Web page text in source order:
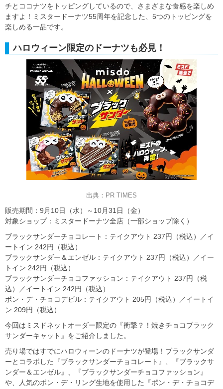
チとココナツをトッピングしているので、さまざまな食感を楽しめ
ますよ！ミスタードーナツ55周年を記念した、5つのトッピングを
楽しめる一品です。
ハロウィーン限定のドーナツも必見！
出典：PR TIMES
販売期間：9月10日（水）～10月31日（金）
対象ショップ：ミスタードーナツ全店（一部ショップ除く）
ブラックサンダーチョコレート：テイクアウト 237円（税込）／イ
ートイン 242円（税込）
ブラックサンダー＆エンゼル：テイクアウト 237円（税込）／イー
トイン 242円（税込）
ブラックサンダーチョコファッション：テイクアウト 237円（税
込）／イートイン 242円（税込）
ポン・デ・チョコデビル：テイクアウト 205円（税込）／イートイ
ン 209円（税込）
今回はミスドネットオーダー限定の『衝撃？！焼きチョコブラック
サンダーキャット』をご紹介しました。
売り場ではすでにハロウィーンのドーナツが登場！ブラックサンダ
ーとコラボした『ブラックサンダーチョコレート』、『ブラックサ
ンダー＆エンゼル』、『ブラックサンダーチョコファッション』
や、人気のポン・デ・リング生地を使用した『ポン・デ・チョコデ